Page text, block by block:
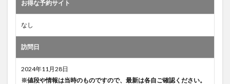
お得な予約サイト
なし
訪問日
2024年11月28日
※値段や情報は当時のものですので、最新は各自ご確認ください。